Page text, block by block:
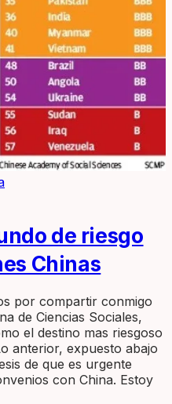
de riesgo
Chinas
por compartir conmigo
de Ciencias Sociales,
el destino mas riesgoso
anterior, expuesto abajo
de que es urgente
con China. Estoy